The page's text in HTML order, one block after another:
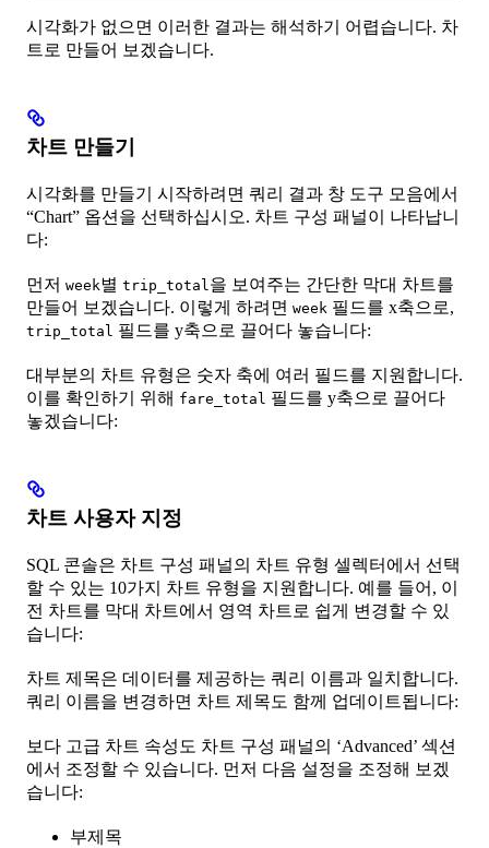
시각화가 없으면 이러한 결과는 해석하기 어렵습니다. 차
트로 만들어 보겠습니다.
차트 만들기
시각화를 만들기 시작하려면 쿼리 결과 창 도구 모음에서
“Chart” 옵션을 선택하십시오. 차트 구성 패널이 나타납니
다:
먼저 week별 trip_total 을 보여주는 간단한 막대 차트를
만들어 보겠습니다. 이렇게 하려면 week 필드를 x축으로,
trip_total 필드를 y축으로 끌어다 놓습니다:
대부분의 차트 유형은 숫자 축에 여러 필드를 지원합니다.
이를 확인하기 위해 fare_total 필드를 y축으로 끌어다
놓겠습니다:
차트 사용자 지정
SQL 콘솔은 차트 구성 패널의 차트 유형 셀렉터에서 선택
할 수 있는 10가지 차트 유형을 지원합니다. 예를 들어, 이
전 차트를 막대 차트에서 영역 차트로 쉽게 변경할 수 있
습니다:
차트 제목은 데이터를 제공하는 쿼리 이름과 일치합니다.
쿼리 이름을 변경하면 차트 제목도 함께 업데이트됩니다:
보다 고급 차트 속성도 차트 구성 패널의 ‘Advanced’ 섹션
에서 조정할 수 있습니다. 먼저 다음 설정을 조정해 보겠
습니다:
부제목